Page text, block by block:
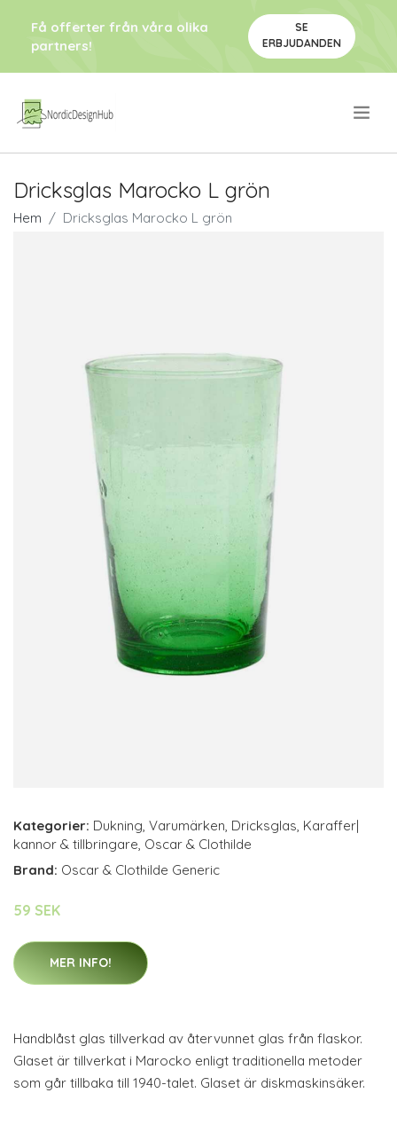
Få offerter från våra olika
partners!
SE
ERBJUDANDEN
Dricksglas Marocko L grön
Hem Dricksglas Marocko L grön
Kategorier: Dukning, Varumärken, Dricksglas, Karaffer|
kannor & tillbringare, Oscar & Clothilde
Brand: Oscar & Clothilde Generic
59 SEK
MER INFO!
Handblåst glas tillverkad av återvunnet glas från flaskor.
Glaset är tillverkat i Marocko enligt traditionella metoder
som går tillbaka till 1940-talet. Glaset är diskmaskinsäker.